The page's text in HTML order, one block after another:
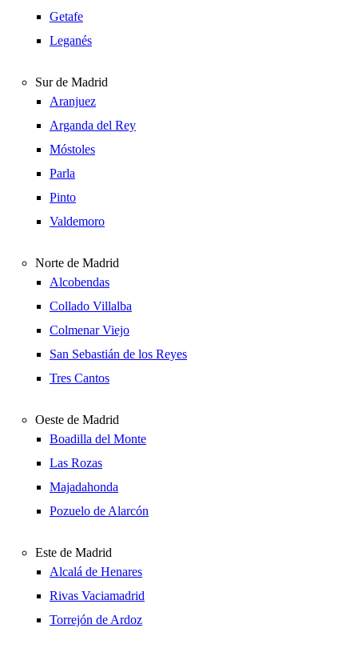
Getafe
Leganés
Sur de Madrid
Aranjuez
Arganda del Rey
Móstoles
Parla
Pinto
Valdemoro
Norte de Madrid
Alcobendas
Collado Villalba
Colmenar Viejo
San Sebastián de los Reyes
Tres Cantos
Oeste de Madrid
Boadilla del Monte
Las Rozas
Majadahonda
Pozuelo de Alarcón
Este de Madrid
Alcalá de Henares
Rivas Vaciamadrid
Torrejón de Ardoz